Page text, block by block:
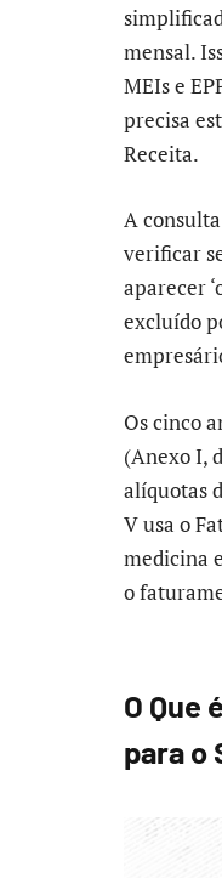
mensal.
MEIs e
precisa
Receita.
A
verificar
aparecer
excluído
Os cinco
(Anexo I,
alíquotas
V usa o
medicina
o
O Que
para o